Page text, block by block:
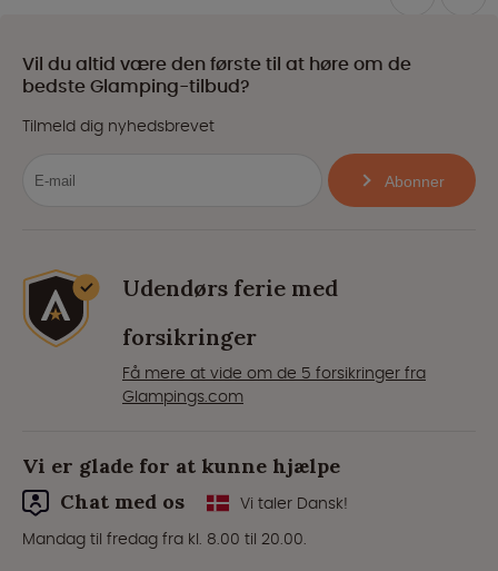
Vil du altid være den første til at høre om de
bedste Glamping-tilbud?
Tilmeld dig nyhedsbrevet
Abonner
Udendørs ferie med
forsikringer
Få mere at vide om de 5 forsikringer fra
Glampings.com
Vi er glade for at kunne hjælpe
Chat med os
Vi taler Dansk!
Mandag til fredag fra kl. 8.00 til 20.00.